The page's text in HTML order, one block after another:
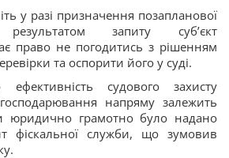
у разі призначення позапланової
запиту суб’єкт
право не погодитись з рішенням
та оспорити його у суді.
судового захисту
господарювання напряму залежить
юридично грамотно було надано
фіскальної служби, що зумовив